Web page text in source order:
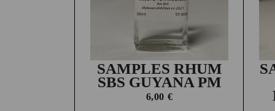
SAMPLES RHUM
SBS GUYANA PM
6,00 €